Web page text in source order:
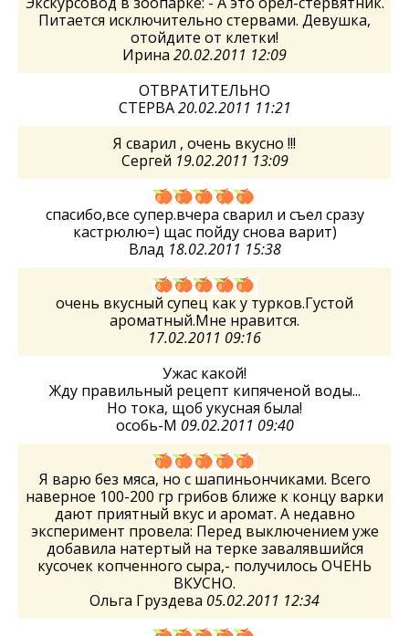
Питается исключительно стервами. Девушка,
отойдите от клетки!
Ирина 20.02.2011 12:09
ОТВРАТИТЕЛЬНО
СТЕРВА20.02.2011 11:21
Я сварил , очень вкусно !!!
Сергей 19.02.2011 13:09
спасибо,все супер.вчера сварил и съел сразу
кастрюлю=) щас пойду снова варит)
Влад 18.02.2011 15:38
очень вкусный супец как у турков.Густой
ароматный.Мне нравится.
17.02.2011 09:16
Ужас какой!
Жду правильный рецепт кипяченой воды...
Но тока, щоб укусная была!
особь-М 09.02.2011 09:40
Я варю без мяса, но с шапиньончиками. Всего
наверное 100-200 гр грибов ближе к концу варки
дают приятный вкус и аромат. А недавно
эксперимент провела: Перед выключением уже
добавила натертый на терке завалявшийся
кусочек копченного сыра,- получилось ОЧЕНЬ
ВКУСНО.
Ольга Груздева 05.02.2011 12:34